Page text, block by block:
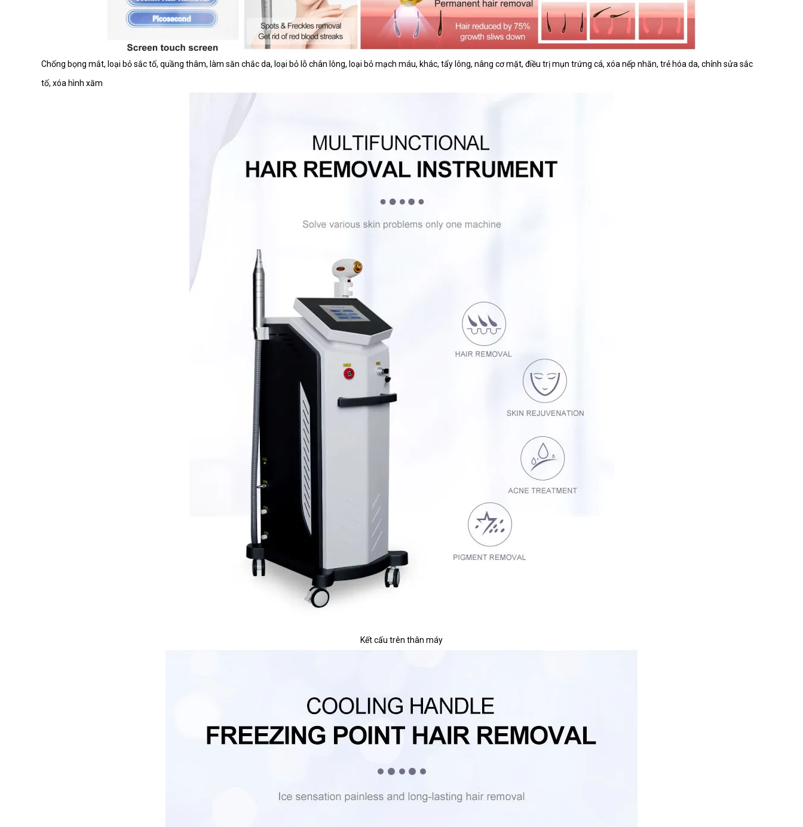
Chống bọng mắt, loại bỏ sắc tố, quầng thâm, làm săn chắc da, loại bỏ lỗ chân lông, loại bỏ mạch máu, khác, tẩy lông, nâng cơ mặt, điều trị mụn trứng cá, xóa nếp nhăn, trẻ hóa da, chỉnh sửa sắc
tố, xóa hình xăm
Kết cấu trên thân máy